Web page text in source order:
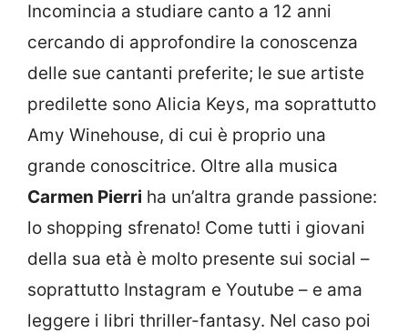
Incomincia a studiare canto a 12 anni
cercando di approfondire la conoscenza
delle sue cantanti preferite; le sue artiste
predilette sono Alicia Keys, ma soprattutto
Amy Winehouse, di cui è proprio una
grande conoscitrice. Oltre alla musica
Carmen Pierri ha un’altra grande passione:
lo shopping sfrenato! Come tutti i giovani
della sua età è molto presente sui social –
soprattutto Instagram e Youtube – e ama
leggere i libri thriller-fantasy. Nel caso poi